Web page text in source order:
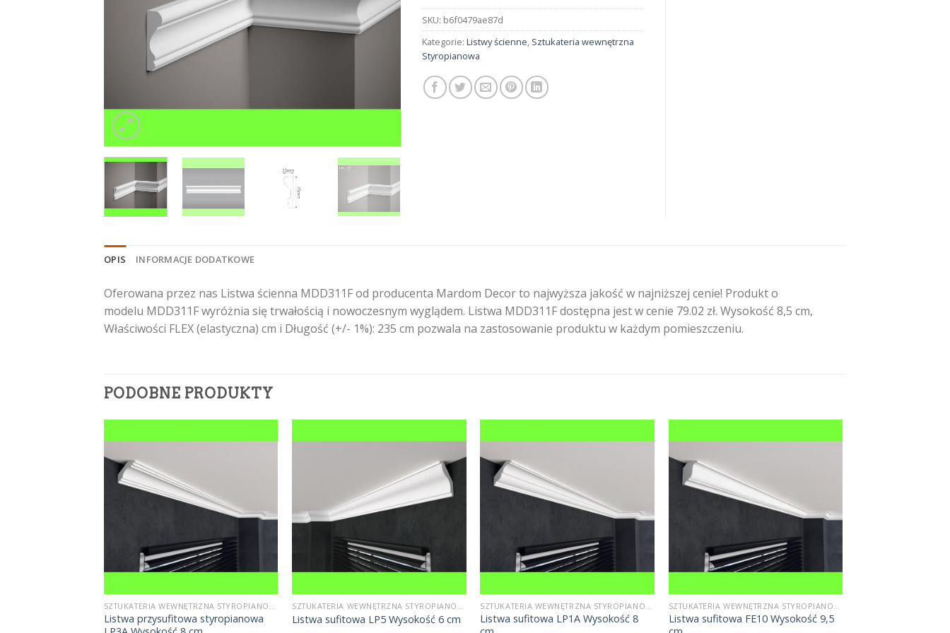
SKU: b6f0479ae87d
Kategorie: Listwy ścienne, Sztukateria wewnętrzna
Styropianowa
OPIS INFORMACJE DODATKOWE
Oferowana przez nas Listwa ścienna MDD311F od producenta Mardom Decor to najwyższa jakość w najniższej cenie! Produkt o
modelu MDD311F wyróżnia się trwałością i nowoczesnym wyglądem. Listwa MDD311F dostępna jest w cenie 79.02 zł. Wysokość 8,5 cm,
Właściwości FLEX (elastyczna) cm i Długość (+/- 1%): 235 cm pozwala na zastosowanie produktu w każdym pomieszczeniu.
PODOBNE PRODUKTY
SZTUKATERIA WEWNĘTRZNA STYROPIANOWA
Listwa przysufitowa styropianowa
SZTUKATERIA WEWNĘTRZNA STYROPIANOWA
Listwa sufitowa LP5 Wysokość 6 cm
SZTUKATERIA WEWNĘTRZNA STYROPIANOWA
Listwa sufitowa LP1A Wysokość 8
SZTUKATERIA WEWNĘTRZNA STYROPIANOWA
Listwa sufitowa FE10 Wysokość 9,5